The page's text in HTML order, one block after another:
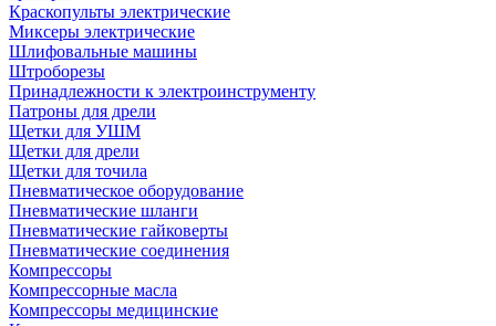
Краскопульты электрические
Миксеры электрические
Шлифовальные машины
Штроборезы
Принадлежности к электроинструменту
Патроны для дрели
Щетки для УШМ
Щетки для дрели
Щетки для точила
Пневматическое оборудование
Пневматические шланги
Пневматические гайковерты
Пневматические соединения
Компрессоры
Компрессорные масла
Компрессоры медицинские